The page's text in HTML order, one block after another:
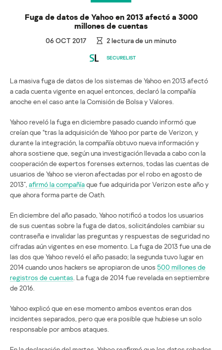
Fuga de datos de Yahoo en 2013 afectó a 3000
millones de cuentas
06 OCT 2017 2lectura de un minuto
SECURELIST
La masiva fuga de datos de los sistemas de Yahoo en 2013 afectó
a cada cuenta vigente en aquel entonces, declaró la compañía
anoche en el caso ante la Comisión de Bolsa y Valores.
Yahoo reveló la fuga en diciembre pasado cuando informó que
creían que “tras la adquisición de Yahoo por parte de Verizon, y
durante la integración, la compañía obtuvo nueva información y
ahora sostiene que, según una investigación llevada a cabo con la
cooperación de expertos forenses externos, todas las cuentas de
usuarios de Yahoo se vieron afectadas por el robo en agosto de
2013”, afirmó la compañíaque fue adquirida por Verizon este año y
que ahora forma parte de Oath.
En diciembre del año pasado, Yahoo notificó a todos los usuarios
de sus cuentas sobre la fuga de datos, solicitándoles cambiar su
contraseña e invalidar las preguntas y respuestas de seguridad no
cifradas aún vigentes en ese momento. La fuga de 2013 fue una de
las dos que Yahoo reveló el año pasado; la segunda tuvo lugar en
2014 cuando unos hackers se apropiaron de unos 500 millones de
registros de cuentas . La fuga de 2014 fue revelada en septiembre
de 2016.
Yahoo explicó que en ese momento ambos eventos eran dos
incidentes separados, pero que era posible que hubiese un solo
responsable por ambos ataques.